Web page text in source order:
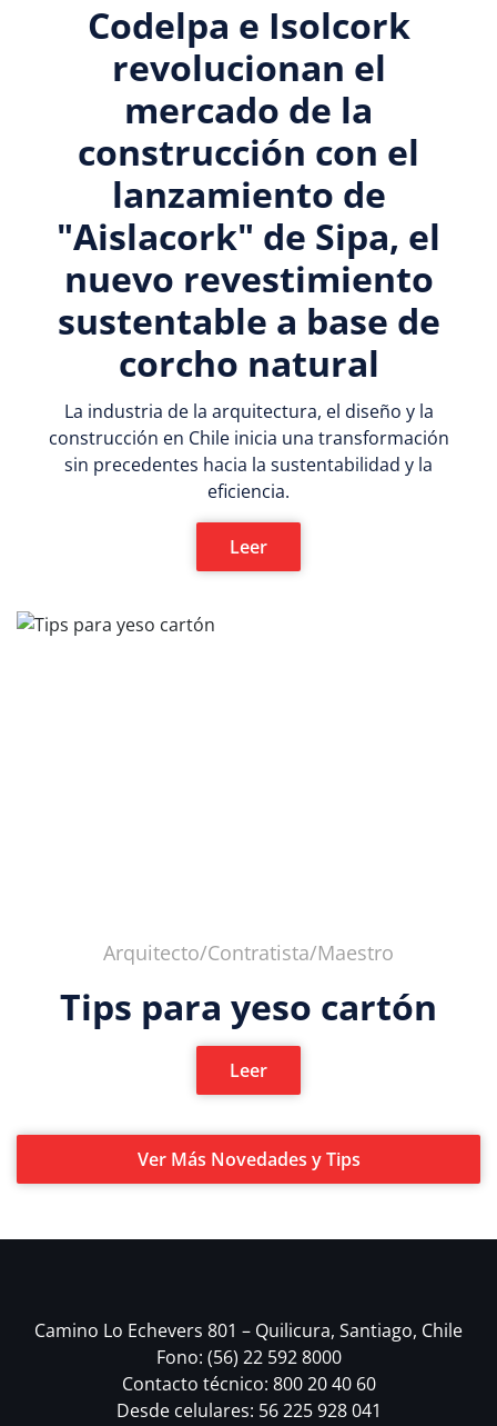
Codelpa e Isolcork
revolucionan el
mercado de la
construcción con el
lanzamiento de
"Aislacork" de Sipa, el
nuevo revestimiento
sustentable a base de
corcho natural
La industria de la arquitectura, el diseño y la
construcción en Chile inicia una transformación
sin precedentes hacia la sustentabilidad y la
eficiencia.
Leer
Arquitecto/Contratista/Maestro
Tips para yeso cartón
Leer
Ver Más Novedades y Tips
Camino Lo Echevers 801 – Quilicura, Santiago, Chile
Fono: (56) 22 592 8000
Contacto técnico: 800 20 40 60
Desde celulares: 56 225 928 041